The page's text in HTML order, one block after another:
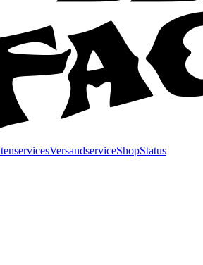
VersandserviceShopStatus